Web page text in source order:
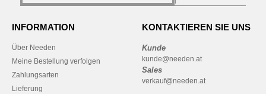
INFORMATION
Über Needen
Meine Bestellung verfolgen
Zahlungsarten
Lieferung
KONTAKTIEREN SIE UNS
Kunde
kunde@needen.at
Sales
verkauf@needen.at